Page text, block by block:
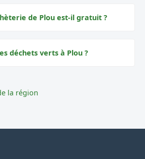
de Plou est-il gratuit ?
déchets verts à Plou ?
la région